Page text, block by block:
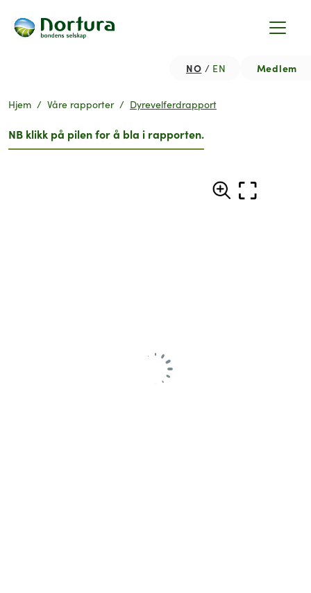
Medlem
NO EN
Hjem Våre rapporter Dyrevelferdrapport
NB klikk på pilen for å bla i rapporten.